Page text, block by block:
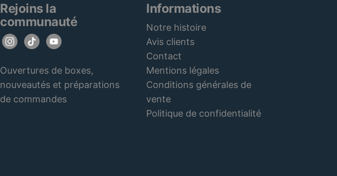
Rejoins la
communauté
Ouvertures de boxes,
nouveautés et préparations
de commandes
Informations
Notre histoire
Avis clients
Contact
Mentions légales
Conditions générales de
vente
Politique de confidentialité